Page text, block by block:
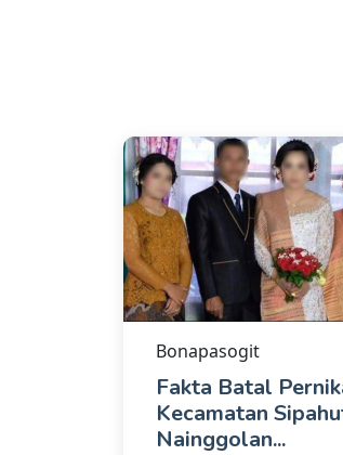
Bonapasogit
Fakta Batal
Kecamatan
Nainggolan...